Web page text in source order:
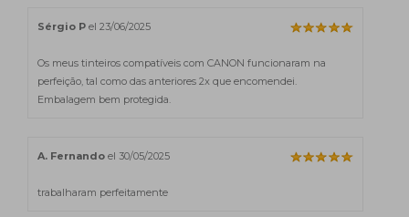
Sérgio P el 23/06/2025
Os meus tinteiros compatíveis com CANON funcionaram na
perfeição, tal como das anteriores 2x que encomendei.
Embalagem bem protegida.
A. Fernando el 30/05/2025
trabalharam perfeitamente